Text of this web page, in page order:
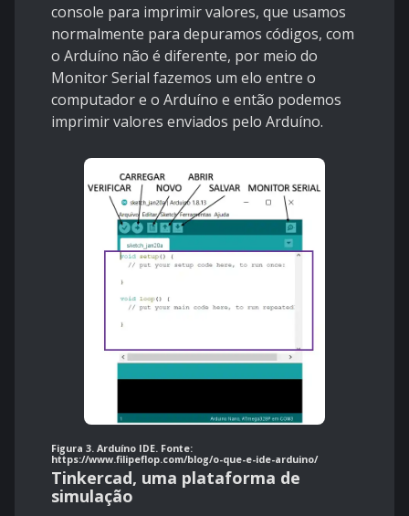
console para imprimir valores, que usamos
normalmente para depuramos códigos, com
o Arduíno não é diferente, por meio do
Monitor Serial fazemos um elo entre o
computador e o Arduíno e então podemos
imprimir valores enviados pelo Arduíno.
Figura 3. Arduíno IDE. Fonte:
https://www.filipeflop.com/blog/o-que-e-ide-arduino/
Tinkercad, uma plataforma de
simulação